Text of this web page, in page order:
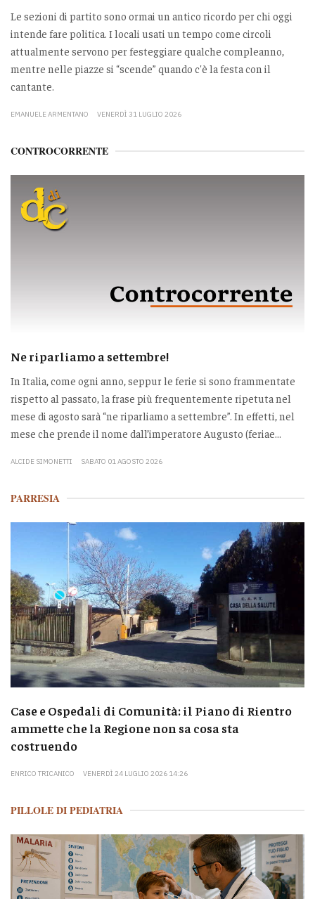
Le sezioni di partito sono ormai un antico ricordo per chi oggi
intende fare politica. I locali usati un tempo come circoli
attualmente servono per festeggiare qualche compleanno,
mentre nelle piazze si “scende” quando c'è la festa con il
cantante.
EMANUELE ARMENTANO VENERDÌ 31 LUGLIO 2026
CONTROCORRENTE
Ne riparliamo a settembre!
In Italia, come ogni anno, seppur le ferie si sono frammentate
rispetto al passato, la frase più frequentemente ripetuta nel
mese di agosto sarà “ne riparliamo a settembre”. In effetti, nel
mese che prende il nome dall’imperatore Augusto (feriae...
ALCIDE SIMONETTI SABATO 01 AGOSTO 2026
PARRESIA
Case e Ospedali di Comunità: il Piano di Rientro
ammette che la Regione non sa cosa sta
costruendo
ENRICO TRICANICO VENERDÌ 24 LUGLIO 2026 14:26
PILLOLE DI PEDIATRIA